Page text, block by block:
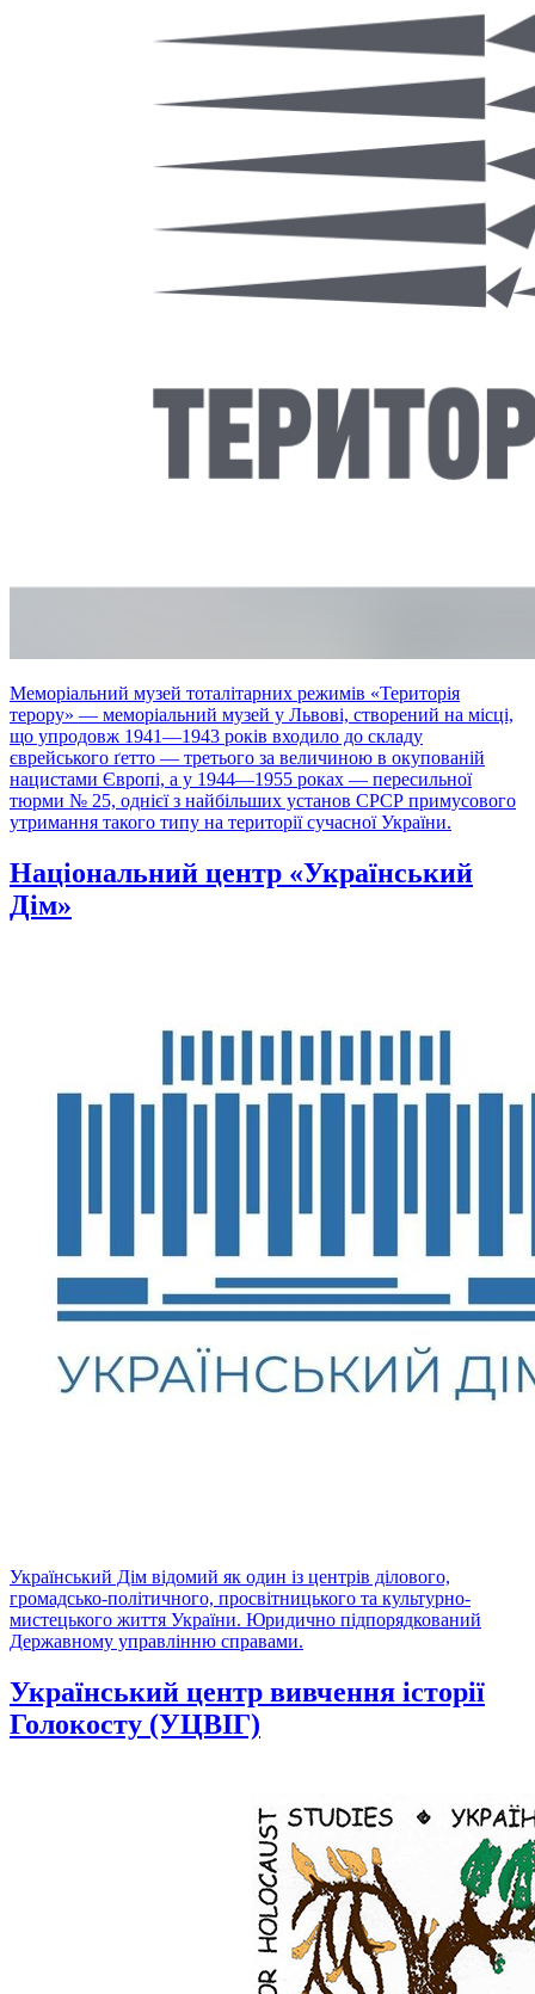
Меморіальний музей тоталітарних режимів «Територія
терору» — меморіальний музей у Львові, створений на місці,
що упродовж 1941—1943 років входило до складу
єврейського ґетто — третього за величиною в окупованій
нацистами Європі, а у 1944—1955 роках — пересильної
тюрми № 25, однієї з найбільших установ СРСР примусового
утримання такого типу на території сучасної України.
Національний центр «Український
Дім»
Український Дім відомий як один із центрів ділового,
громадсько-політичного, просвітницького та культурно-
мистецького життя України. Юридично підпорядкований
Державному управлінню справами.
Український центр вивчення історії
Голокосту (УЦВІГ)